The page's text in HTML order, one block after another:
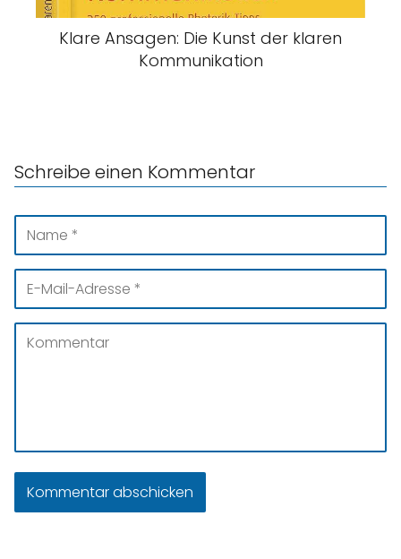
Klare Ansagen: Die Kunst der klaren
Kommunikation
Schreibe einen Kommentar